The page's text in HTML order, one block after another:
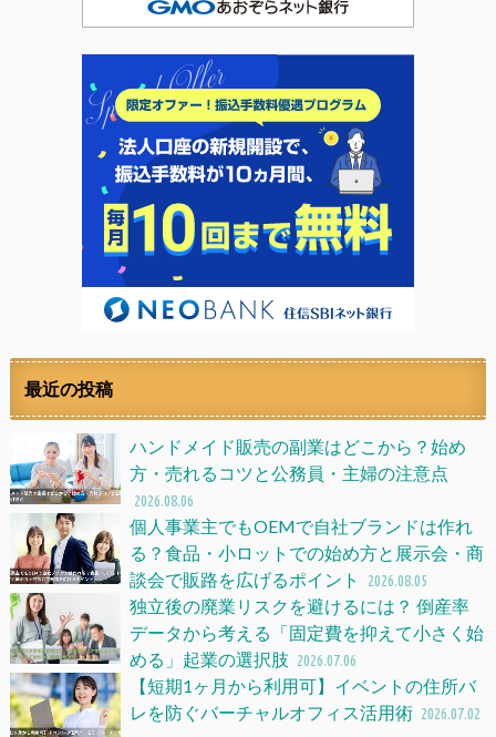
最近の投稿
ハンドメイド販売の副業はどこから？始め
方・売れるコツと公務員・主婦の注意点
2026.08.06
個人事業主でもOEMで自社ブランドは作れ
る？食品・小ロットでの始め方と展示会・商
談会で販路を広げるポイント
2026.08.05
独立後の廃業リスクを避けるには？ 倒産率
データから考える「固定費を抑えて小さく始
める」起業の選択肢 2026.07.06
【短期1ヶ月から利用可】イベントの住所バ
レを防ぐバーチャルオフィス活用術 2026.07.02